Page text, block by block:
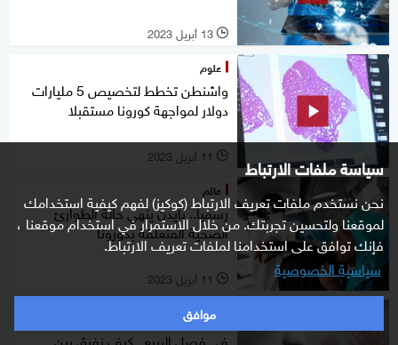
سياسة ملفات الارتباط
نحن نستخدم ملفات تعريف الارتباط (كوكيز) لفهم كيفية استخدامك
لموقعنا ولتحسين تجربتك. من خلال الاستمرار في استخدام موقعنا ،
فإنك توافق على استخدامنا لملفات تعريف الارتباط.
سياسية الخصوصية
موافق
l 13 أبريل 2023
علوم
واشنطن تخطط لتخصيص 5 مليارات
دولار لمواجهة كورونا مستقبلا
l 11 أبريل 2023
عالم
رسميا.. بايدن ينهي حالة الطوارئ
الصحية المتعلقة بكورونا
l 11 أبريل 2023
خاص